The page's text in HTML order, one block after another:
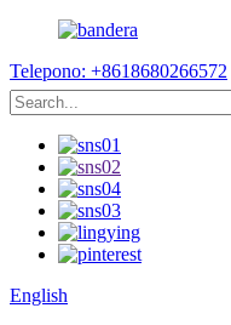
Telepono: +8618680266572
English